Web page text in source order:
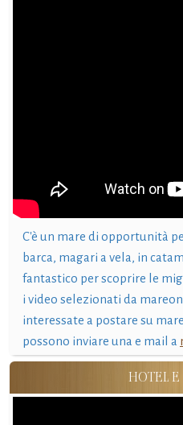
C'è un mare di opportunità
barca, magari a vela, in
fantastico per scoprire le
i video selezionati da
interessate a postare su
possono inviare una e mail a
HOTEL